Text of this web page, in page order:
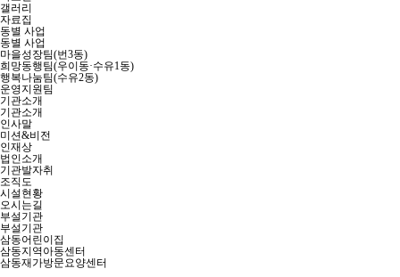
갤러리
자료집
동별 사업
동별 사업
마을성장팀(번3동)
희망동행팀(우이동·수유1동)
행복나눔팀(수유2동)
운영지원팀
기관소개
기관소개
인사말
미션&비전
인재상
법인소개
기관발자취
조직도
시설현황
오시는길
부설기관
부설기관
삼동어린이집
삼동지역아동센터
삼동재가방문요양센터